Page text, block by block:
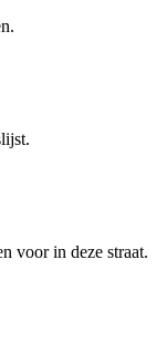
voor in deze straat.